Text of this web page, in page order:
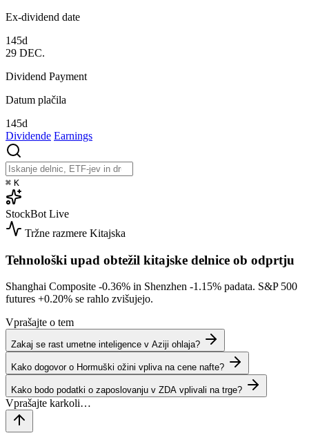
Ex-dividend date
145d
29 DEC.
Dividend Payment
Datum plačila
145d
Dividende Earnings
⌘ K
StockBot Live
Tržne razmere Kitajska
Tehnološki upad obtežil kitajske delnice ob odprtju
Shanghai Composite -0.36% in Shenzhen -1.15% padata. S&P 500
futures +0.20% se rahlo zvišujejo.
Vprašajte o tem
Zakaj se rast umetne inteligence v Aziji ohlaja?
Kako dogovor o Hormuški ožini vpliva na cene nafte?
Kako bodo podatki o zaposlovanju v ZDA vplivali na trge?